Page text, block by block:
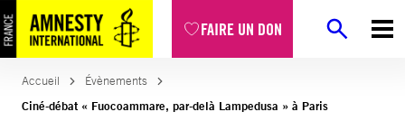
FAIRE UN DON
Accueil
Évènements
Ciné-débat « Fuocoammare, par-delà Lampedusa » à Paris